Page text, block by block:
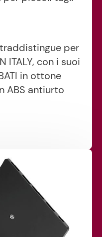
per
ITALY, con i suoi
in ottone
ABS antiurto